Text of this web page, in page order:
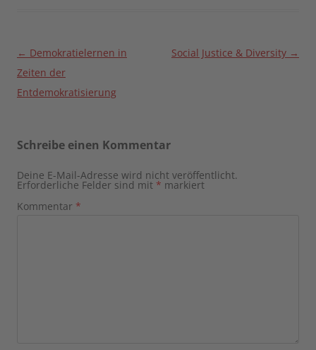
Beitragsnavigation
← Demokratielernen in
Zeiten der
Entdemokratisierung
Social Justice & Diversity →
Schreibe einen Kommentar
Deine E-Mail-Adresse wird nicht veröffentlicht.
Erforderliche Felder sind mit * markiert
Kommentar *